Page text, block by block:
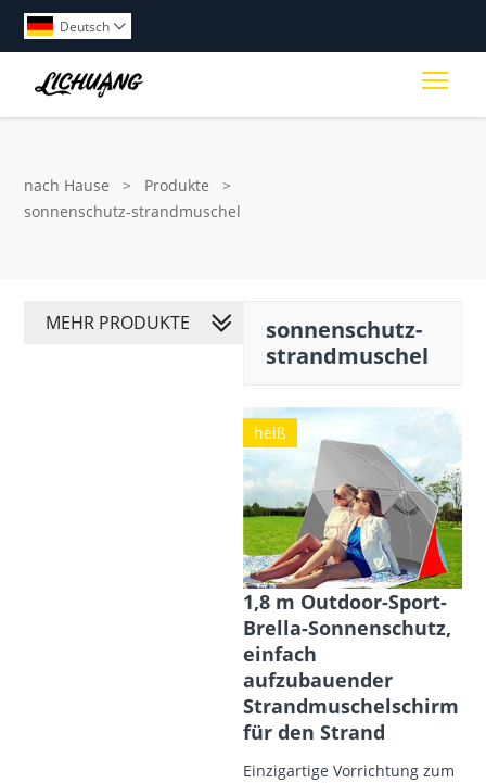
Deutsch 
nach Hause > Produkte
>
sonnenschutz-strandmuschel
sonnenschutz-
strandmuschel
heiß
1,8 m Outdoor-Sport-
Brella-Sonnenschutz,
einfach
aufzubauender
Strandmuschelschirm
für den Strand
Einzigartige Vorrichtung zum
MEHR PRODUKTE